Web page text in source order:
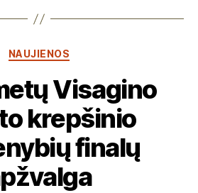
Kategorijos
NAUJIENOS
Visagino
krepšinio
finalų